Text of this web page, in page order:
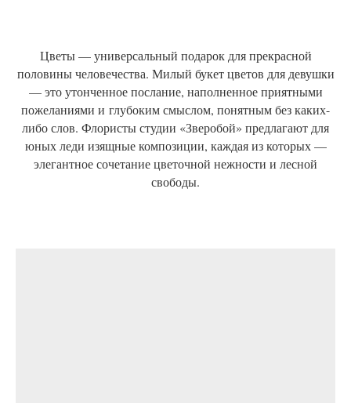
Цветы — универсальный подарок для прекрасной
половины человечества. Милый букет цветов для девушки
— это утонченное послание, наполненное приятными
пожеланиями и глубоким смыслом, понятным без каких-
либо слов. Флористы студии «Зверобой» предлагают для
юных леди изящные композиции, каждая из которых —
элегантное сочетание цветочной нежности и лесной
свободы.